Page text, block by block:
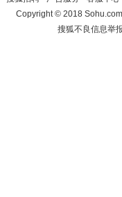
Copyright©2018
搜狐不良信息举